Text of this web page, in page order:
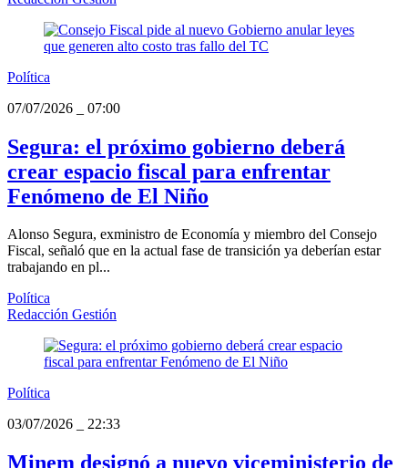
Política
07/07/2026
07:00
Segura: el próximo gobierno deberá
crear espacio fiscal para enfrentar
Fenómeno de El Niño
Alonso Segura, exministro de Economía y miembro del Consejo
Fiscal, señaló que en la actual fase de transición ya deberían estar
trabajando en pl...
Política
Redacción Gestión
Política
03/07/2026
22:33
Minem designó a nuevo viceministerio de